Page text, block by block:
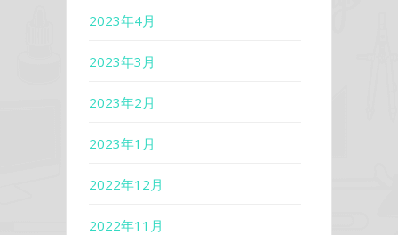
2023年4月
2023年3月
2023年2月
2023年1月
2022年12月
2022年11月